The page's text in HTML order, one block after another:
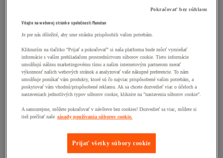
Pokračovať bez súhlasu
Vitajte na webovej stránke spoločnosti Manutan
Je pre nás dôležité, aby sme stránku prispôsobili vašim potrebám.
Kliknutím na tlačitko "Prijať a pokračovať" si naša platforma bude môcť vymieňať
informácie s vaším prehliadačom prostredníctvom súborov cookie. Tieto informácie
umožňujú nášmu marketingovému tímu a našim internetovým partnerom merať
výkonnosť našich webových stránok a analyzovať vaše nákupné preferencie. To nám
umožňuje ponúkať vám produkty, ktoré sú čo najviac prispôsobené vašim potrebám, a
poskytovať vám vhodnú/prispôsobené reklamu. Ak sa chcete dozvedieť viac o účeloch a
nastaveniach jednotlivých typov súborov cookie, kliknite na "nastavenia súborov cookie".
A samozrejme, môžete pokračovať v návšteve bez cookies! Dozvedieť sa viac, môžete si
tiež prečítať naše zásady používania súborov cookie.
Prijať všetky súbory cookie